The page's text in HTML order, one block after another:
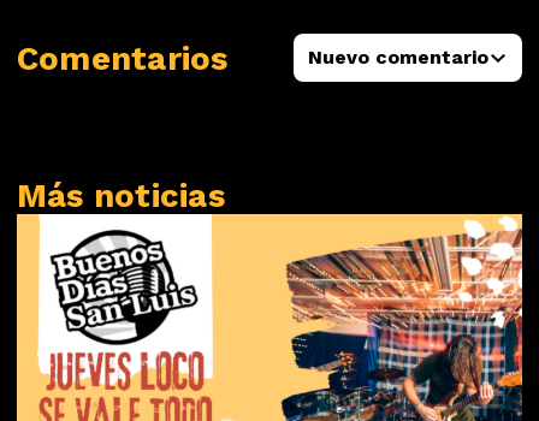
Comentarios Nuevo comentario
Más noticias